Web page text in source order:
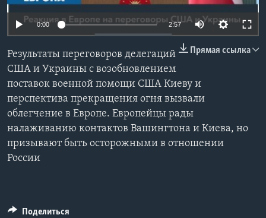
Learning English
СОЦИАЛЬНЫЕ СЕТИ
Языки
1080p
0:00 2:57 Auto
1080p
Прямая ссылка
Результаты переговоров делегаций
США и Украины с возобновлением
поставок военной помощи США Киеву и
перспектива прекращения огня вызвали
облегчение в Европе. Европейцы рады
налаживанию контактов Вашингтона и Киева, но
призывают быть осторожными в отношении
России
Поделиться